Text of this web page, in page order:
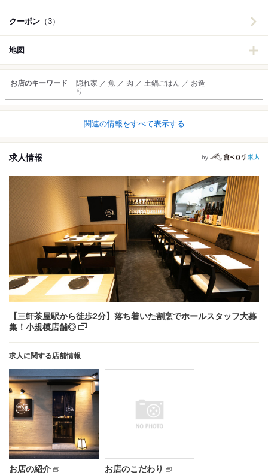
クーポン （3）
地図
お店のキーワード
隠れ家 ／ 魚 ／ 肉 ／ 土鍋ごはん ／ お造
り
関連の情報をすべて表示する
求人情報 by
【三軒茶屋駅から徒歩2分】落ち着いた割烹でホールスタッフ大募
集！小規模店舗◎
求人に関する店舗情報
お店の紹介 お店のこだわり